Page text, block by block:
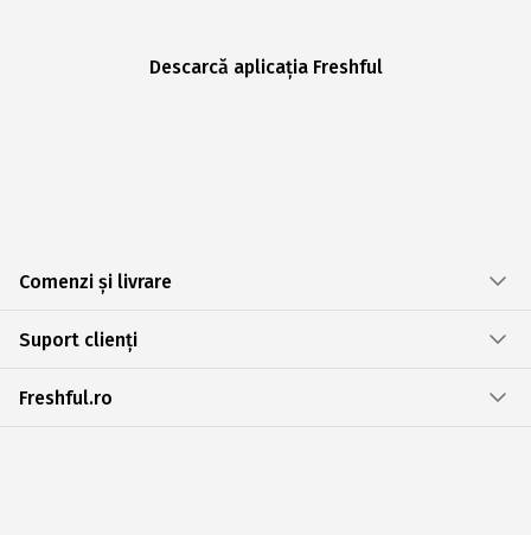
Descarcă aplicația Freshful
Comenzi și livrare
Suport clienți
Freshful.ro